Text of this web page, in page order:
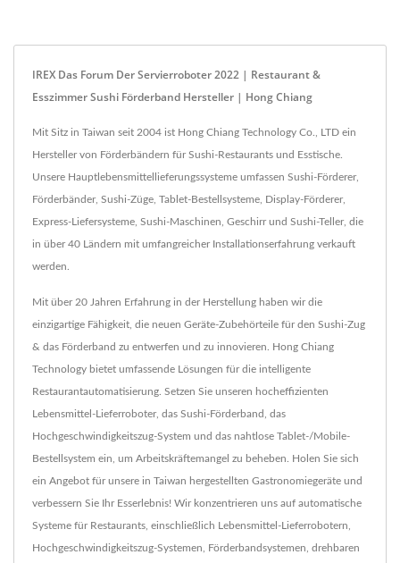
IREX Das Forum Der Servierroboter 2022 | Restaurant &
Esszimmer Sushi Förderband Hersteller | Hong Chiang
Mit Sitz in Taiwan seit 2004 ist Hong Chiang Technology Co., LTD ein
Hersteller von Förderbändern für Sushi-Restaurants und Esstische.
Unsere Hauptlebensmittellieferungssysteme umfassen Sushi-Förderer,
Förderbänder, Sushi-Züge, Tablet-Bestellsysteme, Display-Förderer,
Express-Liefersysteme, Sushi-Maschinen, Geschirr und Sushi-Teller, die
in über 40 Ländern mit umfangreicher Installationserfahrung verkauft
werden.
Mit über 20 Jahren Erfahrung in der Herstellung haben wir die
einzigartige Fähigkeit, die neuen Geräte-Zubehörteile für den Sushi-Zug
& das Förderband zu entwerfen und zu innovieren. Hong Chiang
Technology bietet umfassende Lösungen für die intelligente
Restaurantautomatisierung. Setzen Sie unseren hocheffizienten
Lebensmittel-Lieferroboter, das Sushi-Förderband, das
Hochgeschwindigkeitszug-System und das nahtlose Tablet-/Mobile-
Bestellsystem ein, um Arbeitskräftemangel zu beheben. Holen Sie sich
ein Angebot für unsere in Taiwan hergestellten Gastronomiegeräte und
verbessern Sie Ihr Esserlebnis! Wir konzentrieren uns auf automatische
Systeme für Restaurants, einschließlich Lebensmittel-Lieferrobotern,
Hochgeschwindigkeitszug-Systemen, Förderbandsystemen, drehbaren